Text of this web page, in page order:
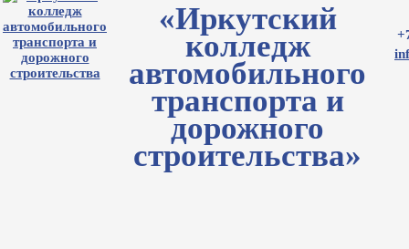
«Иркутский
колледж
автомобильного
транспорта и
дорожного
строительства»